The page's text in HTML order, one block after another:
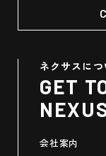
ネクサスにつ
GET
会社案内